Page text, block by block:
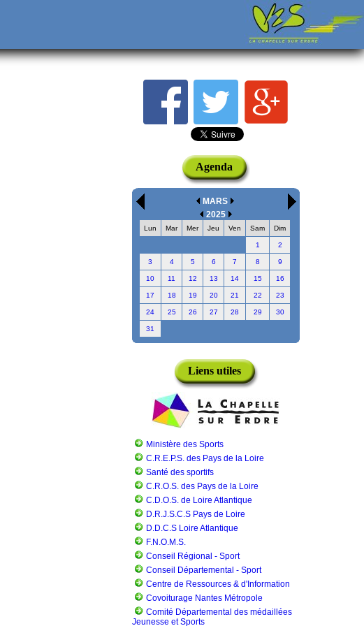
Agenda
MARS
2025
Lun Mar Mer Jeu Ven Sam Dim
1 2
3 4 5 6 7 8 9
10 11 12 13 14 15 16
17 18 19 20 21 22 23
24 25 26 27 28 29 30
31
Liens utiles
Ministère des Sports
C.R.E.P.S. des Pays de la Loire
Santé des sportifs
C.R.O.S. des Pays de la Loire
C.D.O.S. de Loire Atlantique
D.R.J.S.C.S Pays de Loire
D.D.C.S Loire Atlantique
F.N.O.M.S.
Conseil Régional - Sport
Conseil Départemental - Sport
Centre de Ressources & d'Information
Covoiturage Nantes Métropole
Comité Départemental des médaillées
Jeunesse et Sports